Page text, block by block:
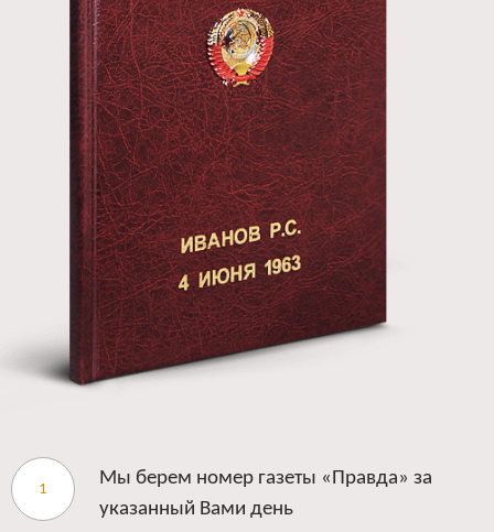
Мы берем номер газеты «Правда» за
указанный Вами день